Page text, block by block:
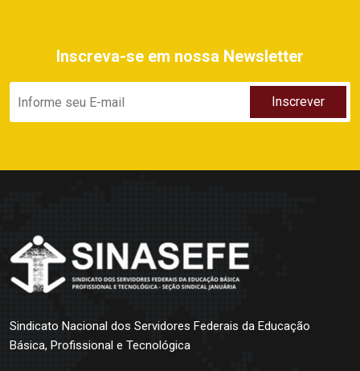
Inscreva-se em nossa Newsletter
Sindicato Nacional dos Servidores Federais da Educação
Básica, Profissional e Tecnológica